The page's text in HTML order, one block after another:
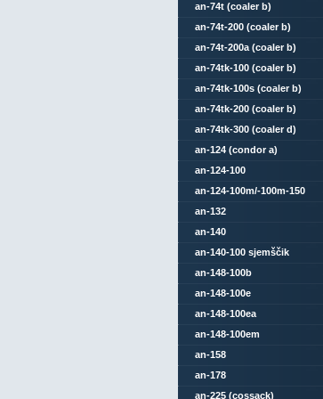
an-74t (coaler b)
an-74t-200 (coaler b)
an-74t-200a (coaler b)
an-74tk-100 (coaler b)
an-74tk-100s (coaler b)
an-74tk-200 (coaler b)
an-74tk-300 (coaler d)
an-124 (condor a)
an-124-100
an-124-100m/-100m-150
an-132
an-140
an-140-100 sjemščik
an-148-100b
an-148-100e
an-148-100ea
an-148-100em
an-158
an-178
an-225 (cossack)